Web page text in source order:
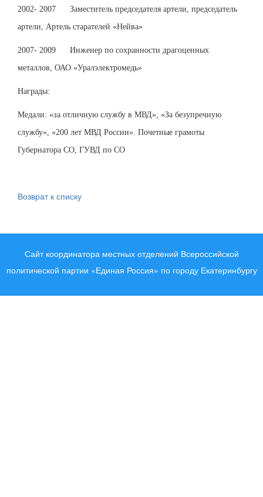
2002- 2007 Заместитель председателя артели, председатель
артели, Артель старателей «Нейва»
2007- 2009 Инженер по сохранности драгоценных
металлов, ОАО «Уралэлектромедь»
Награды:
Медали: «за отличную службу в МВД», «За безупречную
службу», «200 лет МВД России». Почетные грамоты
Губернатора СО, ГУВД по СО
Возврат к списку
Сайт координатора местных отделений Всероссийской
политической партии «Единая Россия» по городу Екатеринбургу